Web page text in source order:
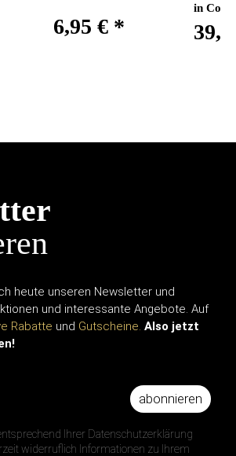
6,95 € *
in
heute unseren Newsletter und
und interessante Angebote. Auf
Rabatte und Gutscheine. Also jetzt
abonnieren
Ihrer Datenschutzerklärung
widerruflich Informationen zu Ihrem